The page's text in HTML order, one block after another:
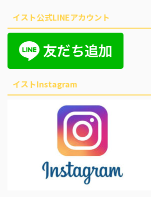
イスト公式LINEアカウント
イストInstagram